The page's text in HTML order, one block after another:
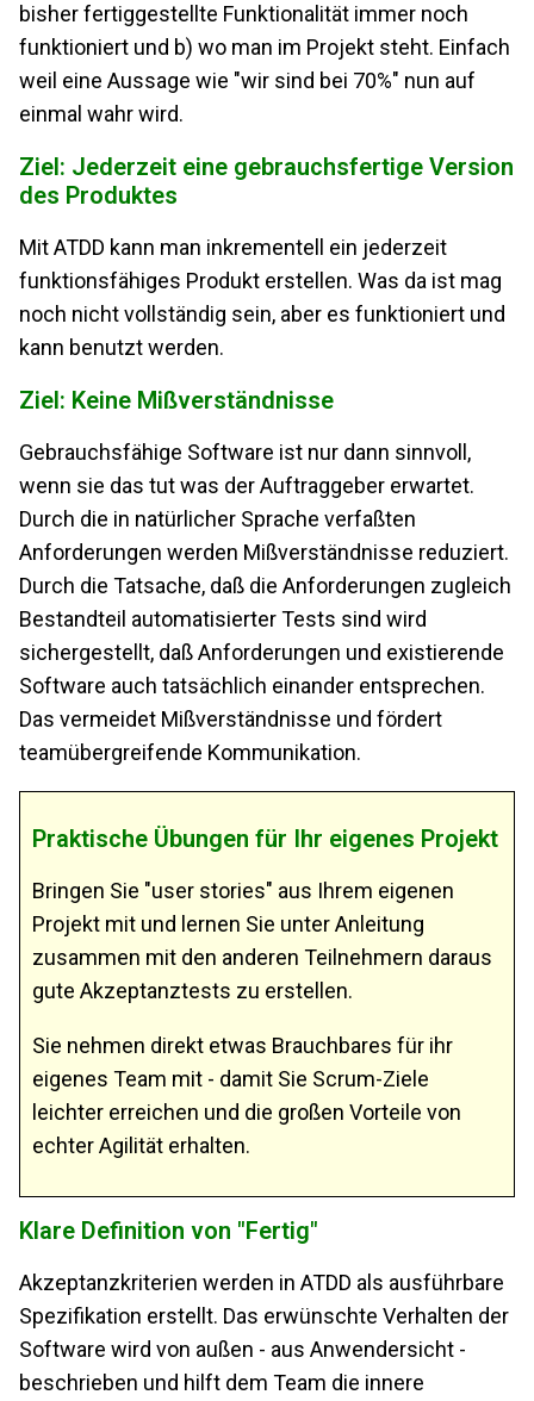
bisher fertiggestellte Funktionalität immer noch
funktioniert und b) wo man im Projekt steht. Einfach
weil eine Aussage wie "wir sind bei 70%" nun auf
einmal wahr wird.
Ziel: Jederzeit eine gebrauchsfertige Version
des Produktes
Mit ATDD kann man inkrementell ein jederzeit
funktionsfähiges Produkt erstellen. Was da ist mag
noch nicht vollständig sein, aber es funktioniert und
kann benutzt werden.
Ziel: Keine Mißverständnisse
Gebrauchsfähige Software ist nur dann sinnvoll,
wenn sie das tut was der Auftraggeber erwartet.
Durch die in natürlicher Sprache verfaßten
Anforderungen werden Mißverständnisse reduziert.
Durch die Tatsache, daß die Anforderungen zugleich
Bestandteil automatisierter Tests sind wird
sichergestellt, daß Anforderungen und existierende
Software auch tatsächlich einander entsprechen.
Das vermeidet Mißverständnisse und fördert
teamübergreifende Kommunikation.
Praktische Übungen für Ihr eigenes Projekt
Bringen Sie "user stories" aus Ihrem eigenen
Projekt mit und lernen Sie unter Anleitung
zusammen mit den anderen Teilnehmern daraus
gute Akzeptanztests zu erstellen.
Sie nehmen direkt etwas Brauchbares für ihr
eigenes Team mit - damit Sie Scrum-Ziele
leichter erreichen und die großen Vorteile von
echter Agilität erhalten.
Klare Definition von "Fertig"
Akzeptanzkriterien werden in ATDD als ausführbare
Spezifikation erstellt. Das erwünschte Verhalten der
Software wird von außen - aus Anwendersicht -
beschrieben und hilft dem Team die innere